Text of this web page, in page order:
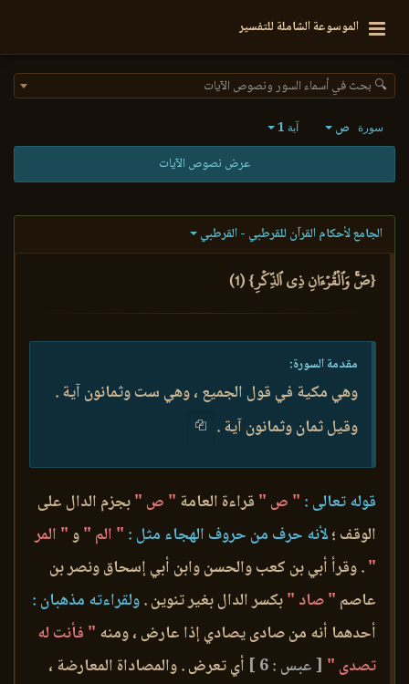
الموسوعة الشاملة للتفسير
🔍 بحث في أسماء السور ونصوص الآيات
سورة ص آية 1
عرض نصوص الآيات
الجامع لأحكام القرآن للقرطبي - القرطبي
{صٓۚ وَٱلۡقُرۡءَانِ ذِي ٱلذِّكۡرِ} (1)
مقدمة السورة:
وهي مكية في قول الجميع ، وهي ست وثمانون آية .
وقيل ثمان وثمانون آية .
قوله تعالى : " ص " قراءة العامة " ص "بجزم الدال على
الوقف ؛لأنه حرف من حروف الهجاء مثل : " الم "و" المر
". وقرأ أبي بن كعب والحسن وابن أبي إسحاق ونصر بن
عاصم " صاد "بكسر الدال بغير تنوين .ولقراءته مذهبان :
أحدهما أنه من صادى يصادي إذا عارض ، ومنه " فأنت له
تصدى " [ عبس : 6 ]
أي تعرض . والمصاداة المعارضة ،